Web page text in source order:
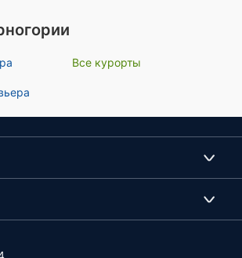
Все курорты